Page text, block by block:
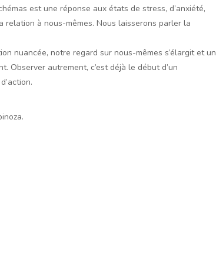
est une réponse aux états de stress, d’anxiété,
à nous-mêmes. Nous laisserons parler la
nuancée, notre regard sur nous-mêmes s’élargit et un
Observer autrement, c’est déjà le début d’un